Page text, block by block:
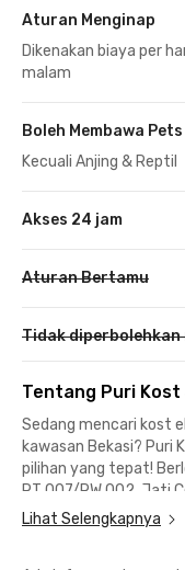
Aturan Menginap
Dikenakan biaya per
malam
Boleh Membawa Pets
Kecuali Anjing & Reptil
Akses 24 jam
Aturan Bertamu
Tidak diperbolehkan
Tentang Puri
Sedang mencari kost
kawasan Bekasi? Puri
pilihan yang tepat!
RT 007/RW 002, Jati
Jawa Barat, kost ini
kemudahan akses ke
Lihat Selengkapnya